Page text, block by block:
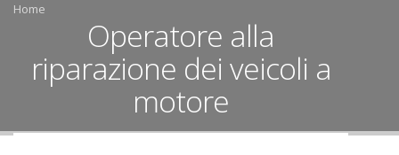
Home
Operatore alla
riparazione dei veicoli a
motore